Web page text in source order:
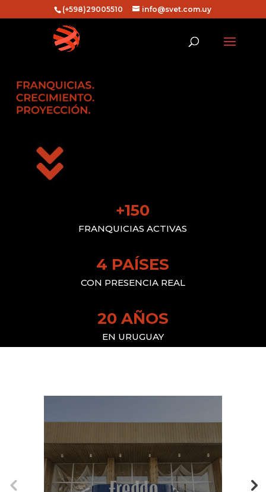
(+598)29005510 info@svet.com.uy
+150
FRANQUICIAS ACTIVAS
4 PAÍSES
CON PRESENCIA REAL
20 AÑOS
EN URUGUAY